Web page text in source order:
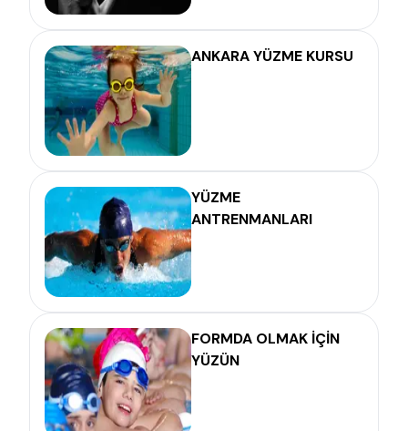
ANKARA YÜZME KURSU
YÜZME
ANTRENMANLARI
FORMDA OLMAK İÇİN
YÜZÜN